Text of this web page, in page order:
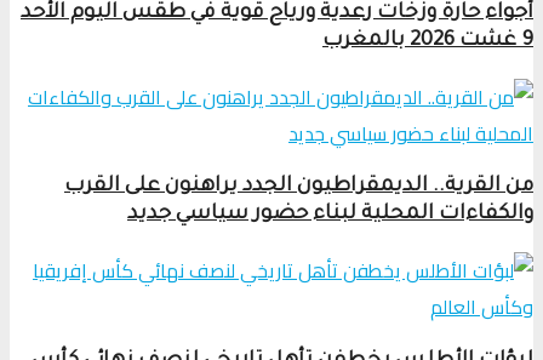
أجواء حارة وزخات رعدية ورياح قوية في طقس اليوم الأحد
9 غشت 2026 بالمغرب
من القرية.. الديمقراطيون الجدد يراهنون على القرب
والكفاءات المحلية لبناء حضور سياسي جديد